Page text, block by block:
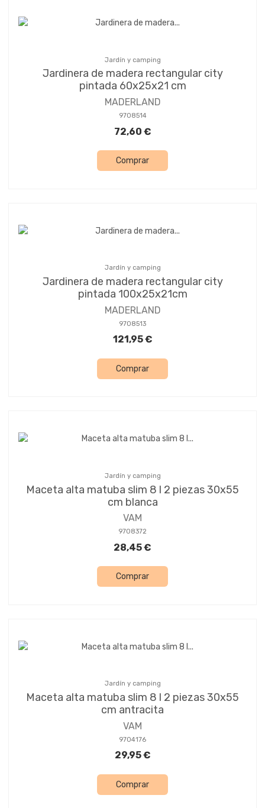
Jardín y camping
Jardinera de madera rectangular city
pintada 60x25x21 cm
MADERLAND
9708514
72,60 €
Comprar
Jardín y camping
Jardinera de madera rectangular city
pintada 100x25x21cm
MADERLAND
9708513
121,95 €
Comprar
Jardín y camping
Maceta alta matuba slim 8 l 2 piezas 30x55
cm blanca
VAM
9708372
28,45 €
Comprar
Jardín y camping
Maceta alta matuba slim 8 l 2 piezas 30x55
cm antracita
VAM
9704176
29,95 €
Comprar